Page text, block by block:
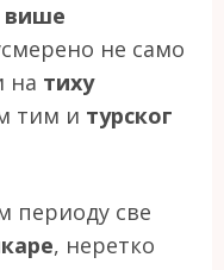
више
не само
на тиху
тим и турског
периоду све
, неретко